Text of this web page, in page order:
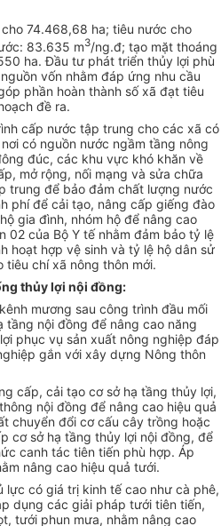
74.468,68 ha; tiêu nước cho
83.635 m3/ng.đ; tạo mặt thoáng
ha. Đầu tư phát triển thủy lợi phù
vốn nhằm đáp ứng nhu cầu
phần hoàn thành số xã đạt tiêu
đề ra.
cấp nước tập trung cho các xã có
có nguồn nước ngầm tầng nông
đúc, các khu vực khó khăn về
mở rộng, nối mạng và sửa chữa
trung để bảo đảm chất lượng nước
phí để cải tạo, nâng cấp giếng đào
gia đình, nhóm hộ để nâng cao
02 của Bộ Y tế nhằm đảm bảo tỷ lệ
hoạt hợp vệ sinh và tỷ lệ hộ dân sử
chí xã nông thôn mới.
thủy lợi nội đồng:
mương sau công trình đầu mối
tầng nội đồng để nâng cao năng
phục vụ sản xuất nông nghiệp đáp
gắn với xây dựng Nông thôn
cấp, cải tạo cơ sở hạ tầng thủy lợi,
nội đồng để nâng cao hiệu quả
chuyển đổi cơ cấu cây trồng hoặc
cơ sở hạ tầng thủy lợi nội đồng, để
canh tác tiên tiến phù hợp. Áp
nâng cao hiệu quả tưới.
có giá trị kinh tế cao như cà phê,
dụng các giải pháp tưới tiên tiến,
tưới phun mưa, nhằm nâng cao